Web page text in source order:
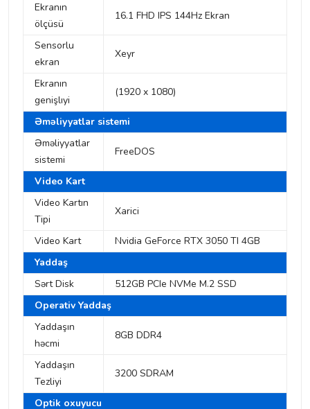
Ekranın
ölçüsü
16.1 FHD IPS 144Hz Ekran
Sensorlu
ekran
Xeyr
Ekranın
genişlıyi
(1920 x 1080)
Əməliyyatlar sistemi
Əməliyyatlar
sistemi
FreeDOS
Video Kart
Video Kartın
Tipi
Xarici
Video Kart
Nvidia GeForce RTX 3050 TI 4GB
Yaddaş
Sərt Disk
512GB PCIe NVMe M.2 SSD
Operativ Yaddaş
Yaddaşın
həcmi
8GB DDR4
Yaddaşın
Tezliyi
3200 SDRAM
Optik oxuyucu